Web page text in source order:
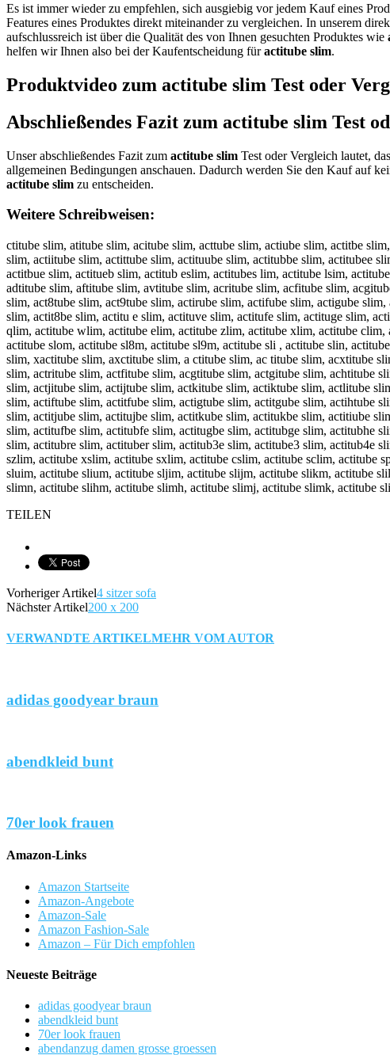
Es ist immer wieder zu empfehlen, sich ausgiebig vor jedem Kauf eines
Features eines Produktes direkt miteinander zu vergleichen. In unserem
aufschlussreich ist über die Qualität des von Ihnen gesuchten Produktes wie
helfen wir Ihnen also bei der Kaufentscheidung füractitube slim.
Produktvideo zum actitube slim Test oder
Abschließendes Fazit zum actitube slim Test
Unser abschließendes Fazit zum actitube slim Test oder Vergleich lautet,
allgemeinen Bedingungen anschauen. Dadurch werden Sie den Kauf auf
actitube slim zu entscheiden.
Weitere Schreibweisen:
ctitube slim, atitube slim, acitube slim, acttube slim, actiube slim, actitbe
slim, actiitube slim, actittube slim, actituube slim, actitubbe slim, actitubee
actitbue slim, actitueb slim, actitub eslim, actitubes lim, actitube lsim,
adtitube slim, aftitube slim, avtitube slim, acritube slim, acfitube slim,
slim, act8tube slim, act9tube slim, actirube slim, actifube slim, actigube
slim, actit8be slim, actitu e slim, actituve slim, actitufe slim, actituge slim,
qlim, actitube wlim, actitube elim, actitube zlim, actitube xlim, actitube
actitube slom, actitube sl8m, actitube sl9m, actitube sli , actitube slin,
slim, xactitube slim, axctitube slim, a ctitube slim, ac titube slim, acxtitube
slim, actritube slim, actfitube slim, acgtitube slim, actgitube slim, achtitube
slim, actjitube slim, actijtube slim, actkitube slim, actiktube slim, actlitube
slim, actiftube slim, actitfube slim, actigtube slim, actitgube slim, actihtube
slim, actitjube slim, actitujbe slim, actitkube slim, actitukbe slim, actitiube
slim, actitufbe slim, actitubfe slim, actitugbe slim, actitubge slim, actitubhe
slim, actitubre slim, actituber slim, actitub3e slim, actitube3 slim, actitub4e
szlim, actitube xslim, actitube sxlim, actitube cslim, actitube sclim, actitube
sluim, actitube slium, actitube sljim, actitube slijm, actitube slikm, actitube
slimn, actitube slihm, actitube slimh, actitube slimj, actitube slimk, actitube
TEILEN
Vorheriger Artikel4 sitzer sofa
Nächster Artikel200 x 200
VERWANDTE ARTIKELMEHR VOM AUTOR
adidas goodyear braun
abendkleid bunt
70er look frauen
Amazon-Links
Amazon Startseite
Amazon-Angebote
Amazon-Sale
Amazon Fashion-Sale
Amazon – Für Dich empfohlen
Neueste Beiträge
adidas goodyear braun
abendkleid bunt
70er look frauen
abendanzug damen grosse groessen